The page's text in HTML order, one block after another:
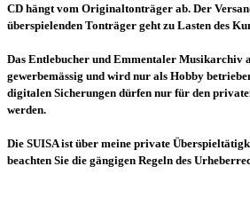
CD hängt vom Originaltonträger ab. Der
überspielenden Tonträger geht zu Lasten des
Das Entlebucher und Emmentaler Musikarchiv
gewerbemässig und wird nur als Hobby
digitalen Sicherungen dürfen nur für den
werden.
Die SUISA ist über meine private
beachten Sie die gängigen Regeln des